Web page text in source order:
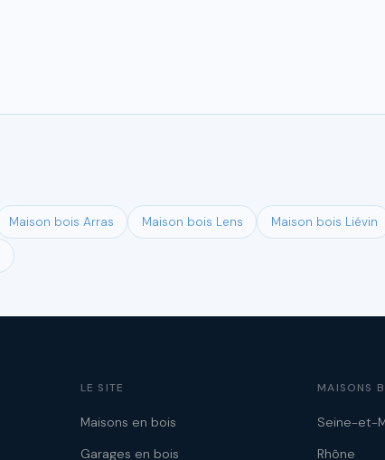
Maison bois Arras Maison bois Lens Maison bois Liévin
LE SITE
Maisons en bois
Garages en bois
MAISONS
Seine-et-
Rhône